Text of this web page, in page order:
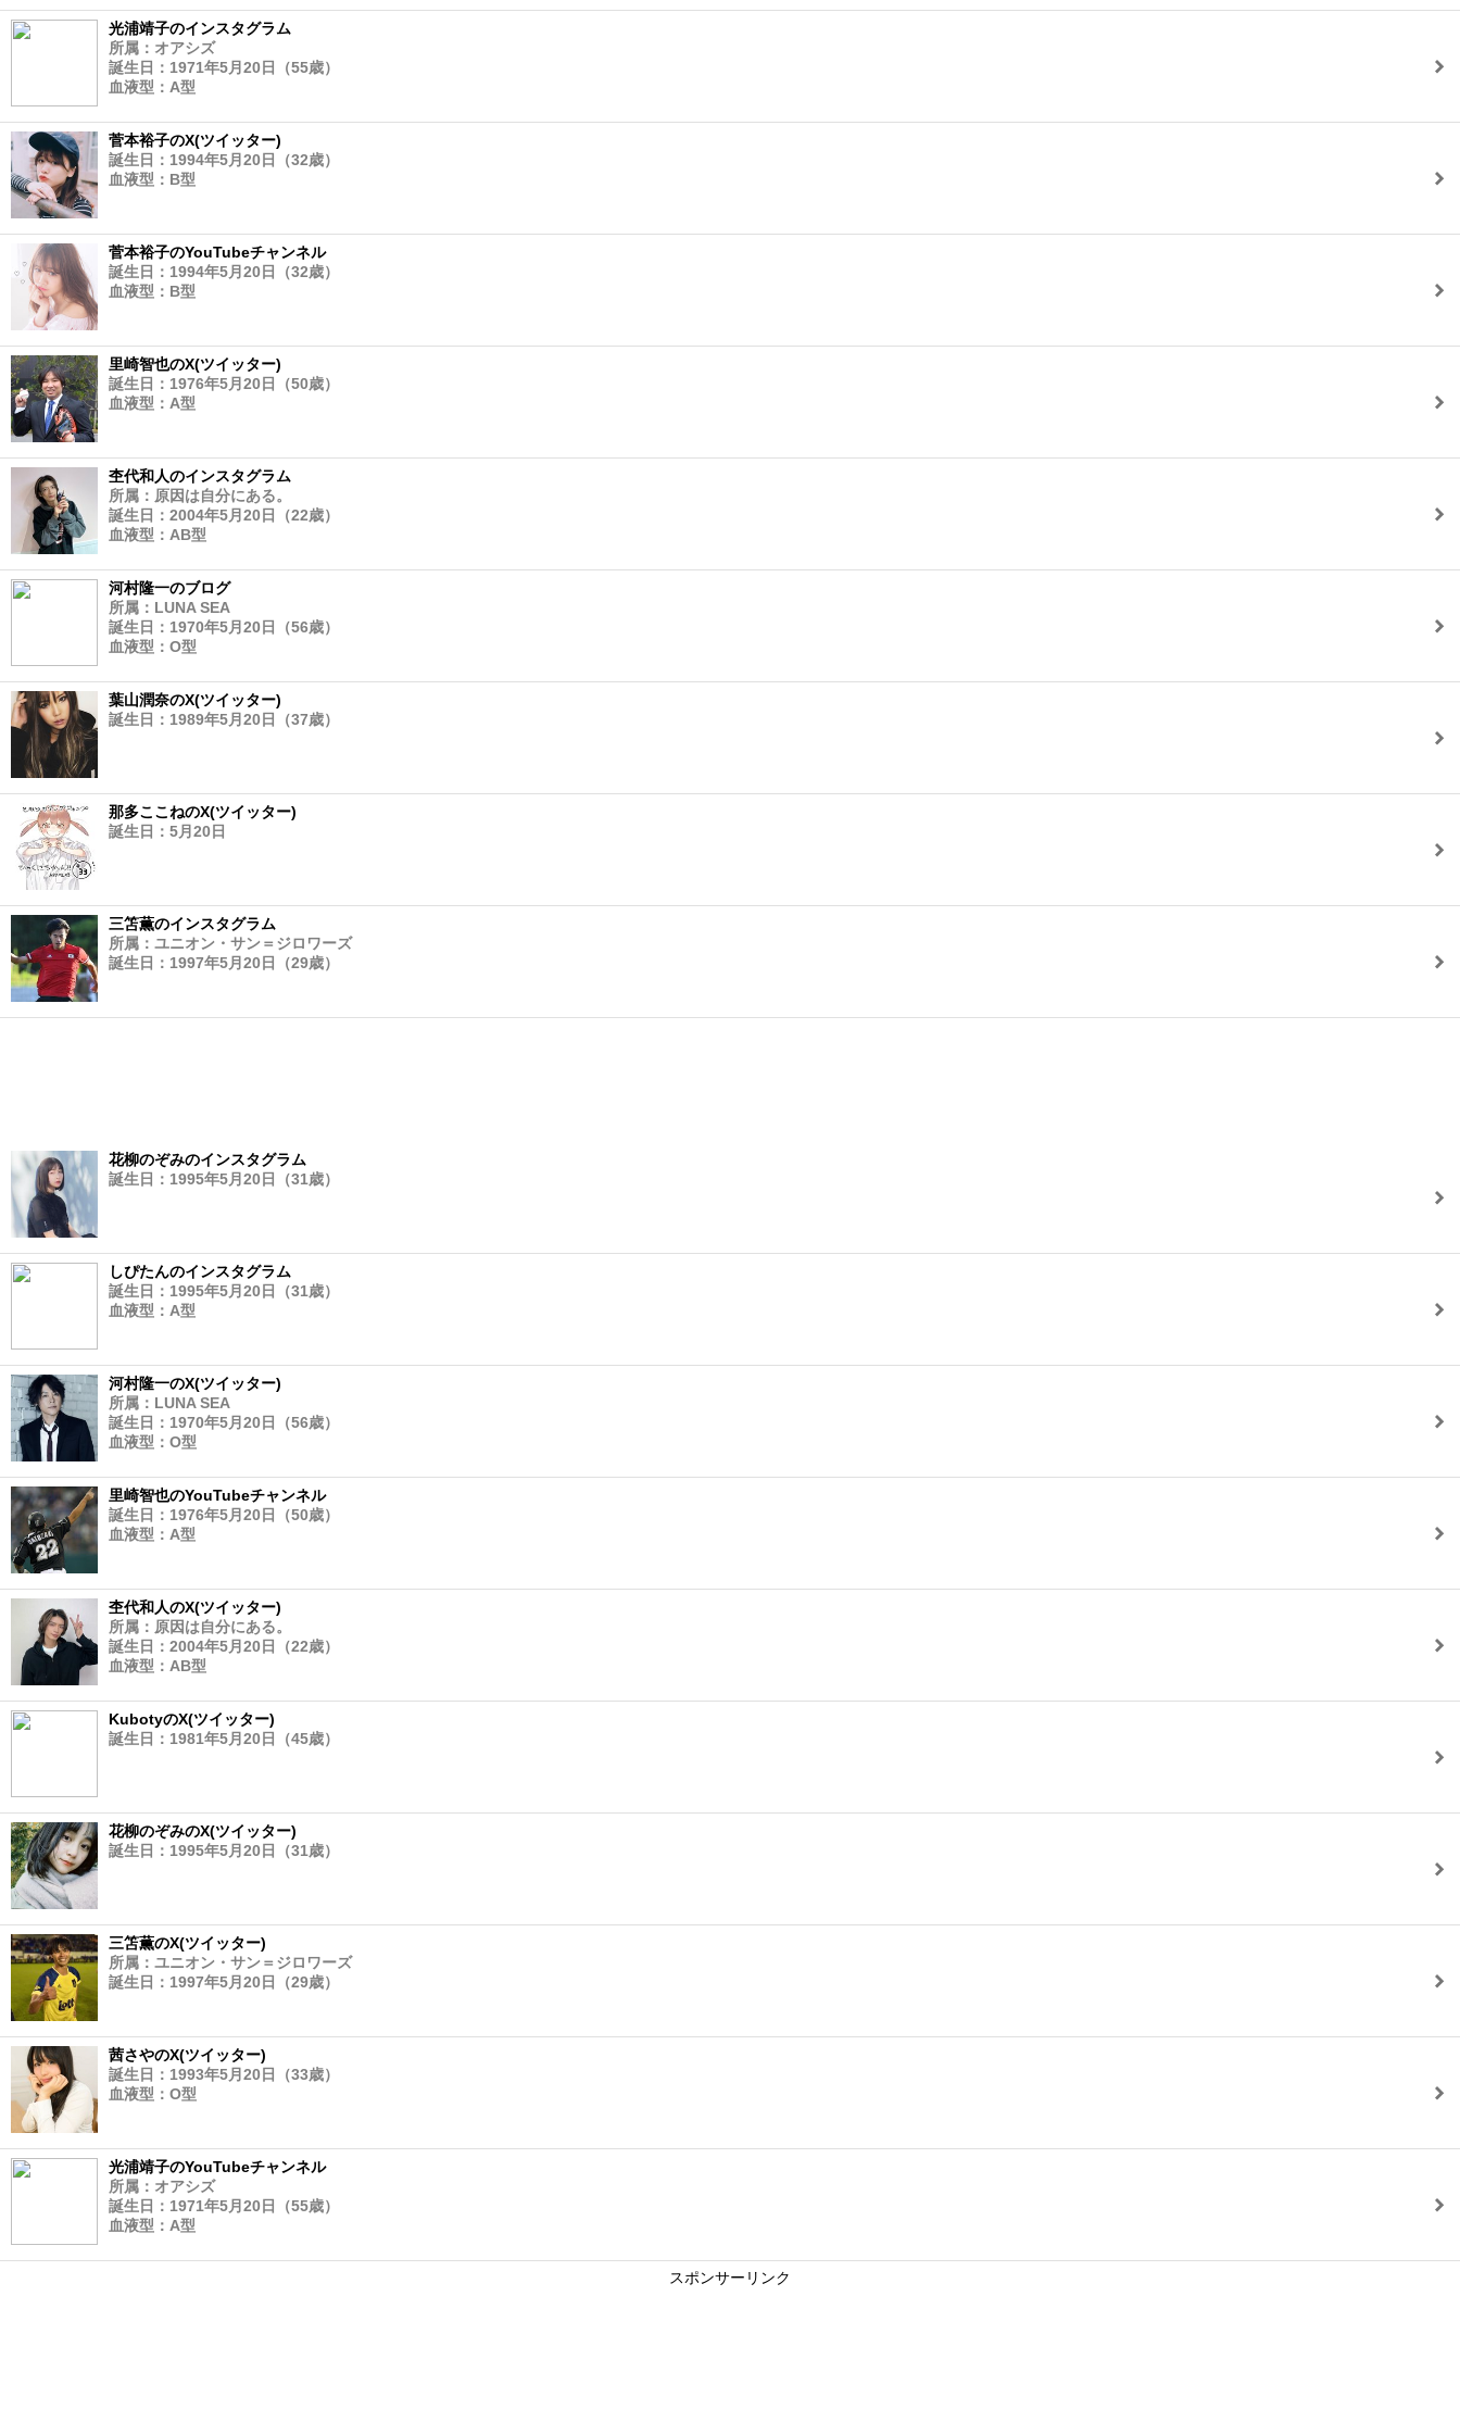
光浦靖子のインスタグラム
所属：オアシズ
誕生日：1971年5月20日（55歳）
血液型：A型
菅本裕子のX(ツイッター)
誕生日：1994年5月20日（32歳）
血液型：B型
菅本裕子のYouTubeチャンネル
誕生日：1994年5月20日（32歳）
血液型：B型
里崎智也のX(ツイッター)
誕生日：1976年5月20日（50歳）
血液型：A型
杢代和人のインスタグラム
所属：原因は自分にある。
誕生日：2004年5月20日（22歳）
血液型：AB型
河村隆一のブログ
所属：LUNA SEA
誕生日：1970年5月20日（56歳）
血液型：O型
葉山潤奈のX(ツイッター)
誕生日：1989年5月20日（37歳）
那多ここねのX(ツイッター)
誕生日：5月20日
三笘薫のインスタグラム
所属：ユニオン・サン＝ジロワーズ
誕生日：1997年5月20日（29歳）
花柳のぞみのインスタグラム
誕生日：1995年5月20日（31歳）
しぴたんのインスタグラム
誕生日：1995年5月20日（31歳）
血液型：A型
河村隆一のX(ツイッター)
所属：LUNA SEA
誕生日：1970年5月20日（56歳）
血液型：O型
里崎智也のYouTubeチャンネル
誕生日：1976年5月20日（50歳）
血液型：A型
杢代和人のX(ツイッター)
所属：原因は自分にある。
誕生日：2004年5月20日（22歳）
血液型：AB型
KubotyのX(ツイッター)
誕生日：1981年5月20日（45歳）
花柳のぞみのX(ツイッター)
誕生日：1995年5月20日（31歳）
三笘薫のX(ツイッター)
所属：ユニオン・サン＝ジロワーズ
誕生日：1997年5月20日（29歳）
茜さやのX(ツイッター)
誕生日：1993年5月20日（33歳）
血液型：O型
光浦靖子のYouTubeチャンネル
所属：オアシズ
誕生日：1971年5月20日（55歳）
血液型：A型
スポンサーリンク